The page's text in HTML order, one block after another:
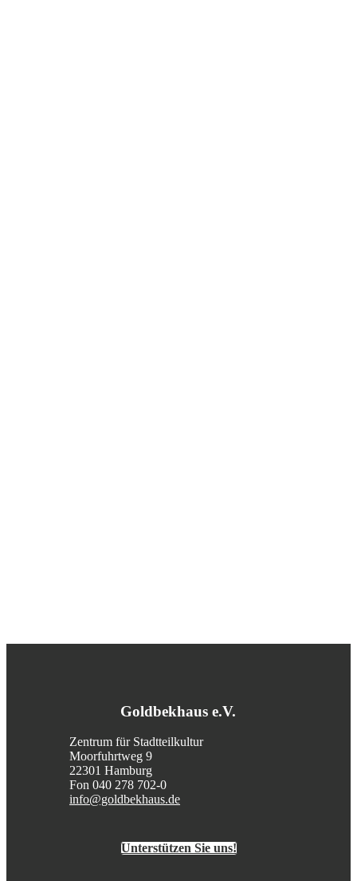
Goldbekhaus e.V.
Zentrum für Stadtteilkultur
Moorfuhrtweg 9
22301 Hamburg
Fon 040 278 702-0
info@goldbekhaus.de
Unterstützen Sie uns!